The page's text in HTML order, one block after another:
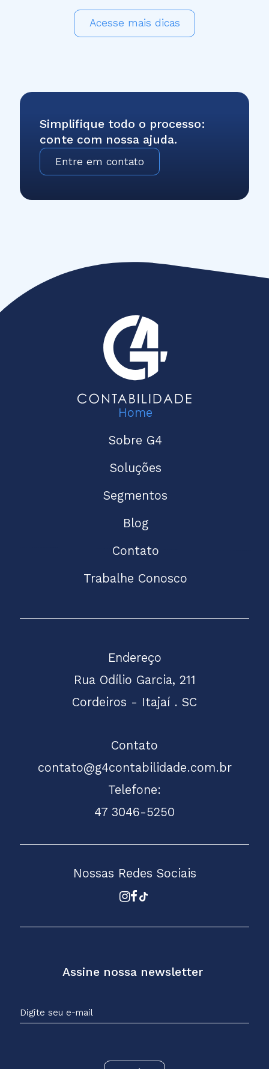
Acesse mais dicas
Simplifique todo o processo:
conte com nossa ajuda.
Entre em contato
Home
Sobre G4
Soluções
Segmentos
Blog
Contato
Trabalhe Conosco
Endereço
Rua Odílio Garcia, 211
Cordeiros - Itajaí . SC
Contato
contato@g4contabilidade.com.br
Telefone:
47 3046-5250
Nossas Redes Sociais
Assine nossa newsletter